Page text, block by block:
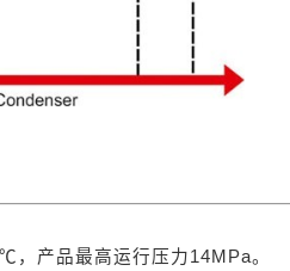
，产品最高运行压力14MPa。